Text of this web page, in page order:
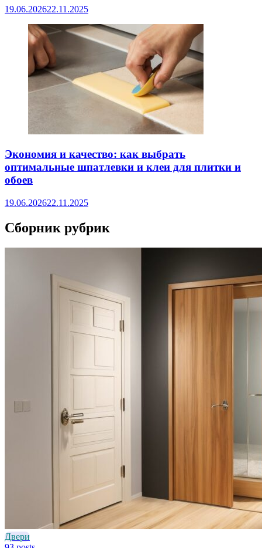
19.06.202622.11.2025
Экономия и качество: как выбрать
оптимальные шпатлевки и клеи для плитки и
обоев
19.06.202622.11.2025
Сборник рубрик
Двери